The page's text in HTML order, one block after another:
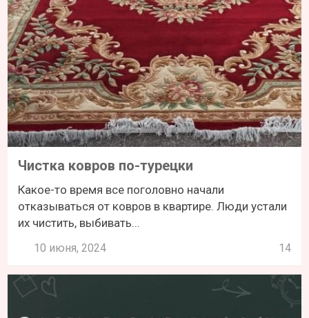
Чистка ковров по-турецки
Какое-то время все поголовно начали
отказываться от ковров в квартире. Люди устали
их чистить, выбивать...
10 июня, 2024 14